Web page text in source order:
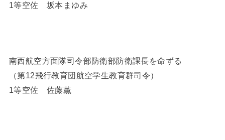
1等空佐 坂本まゆみ
南西航空方面隊司令部防衛部防衛課長を命ずる
（第12飛行教育団航空学生教育群司令）
1等空佐 佐藤薫